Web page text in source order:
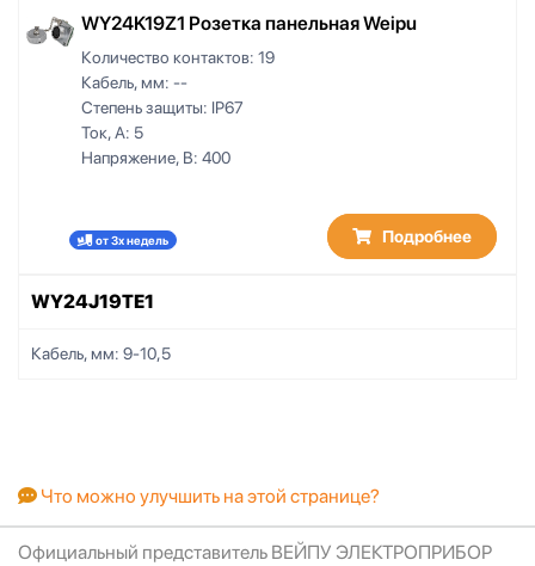
WY24K19Z1 Розетка панельная Weipu
Количество контактов: 19
Кабель, мм: --
Степень защиты: IP67
Ток, А: 5
Напряжение, В: 400
от 3х недель Подробнее
WY24J19TE1
Кабель, мм: 9-10,5
Что можно улучшить на этой странице?
Официальный представитель ВЕЙПУ ЭЛЕКТРОПРИБОР